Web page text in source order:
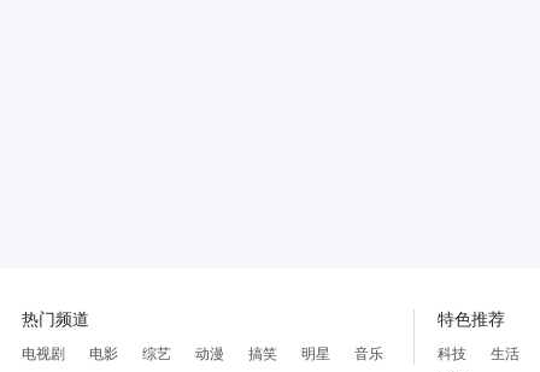
热门频道
电视剧 电影 综艺 动漫 搞笑 明星 音乐
特色推荐
科技
生活